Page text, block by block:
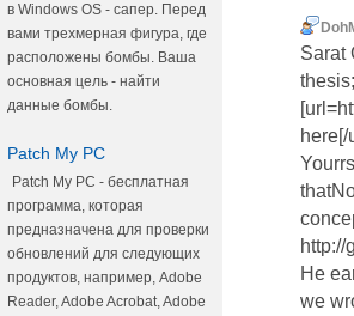
в Windows OS - сапер. Перед
вами трехмерная фигура, где
расположены бомбы. Ваша
основная цель - найти
данные бомбы.
Patch My PC
Patch My PC - бесплатная
программа, которая
предназначена для проверки
обновлений для следующих
продуктов, например, Adobe
Reader, Adobe Acrobat, Adobe
Sarat
here[/
http://
He
we